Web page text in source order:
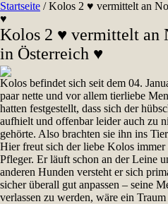
Startseite /Kolos 2 ♥ vermittelt an
♥
Kolos 2 ♥ vermittelt an
in Österreich ♥
Kolos befindet sich seit dem 04.
paar nette und vor allem tierliebe
hatten festgestellt, dass sich der
aufhielt und offenbar leider auch zu
gehörte. Also brachten sie ihn ins
Hier freut sich der liebe Kolos immer
Pfleger. Er läuft schon an der Leine
anderen Hunden versteht er sich
sicher überall gut anpassen – seine
verlassen zu werden, wäre ein